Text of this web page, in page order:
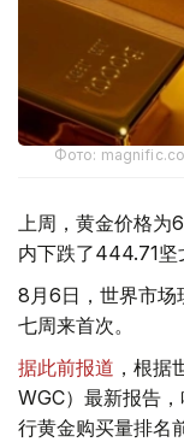
Фото:
上周，黄金价格为
内下跌了444.71坚
8月6日，世界市
七周来首次。
据此前报道 ，根
WGC）最新报告
行黄金购买量排名